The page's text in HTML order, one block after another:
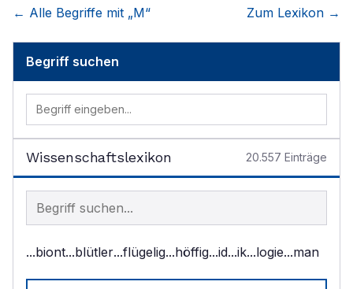
← Alle Begriffe mit „M“ Zum Lexikon →
Begriff suchen
Wissenschaftslexikon 20.557 Einträge
Begriff im Lexikon suchen
...biont...blütler...flügelig...höffig...id...ik...logie...man